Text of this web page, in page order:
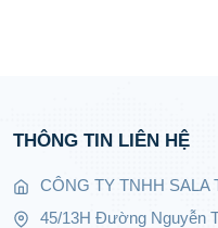
THÔNG TIN LIÊN HỆ
CÔNG TY TNHH SALA
45/13H Đường Nguyễn